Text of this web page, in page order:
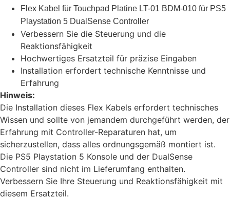
Flex Kabel für Touchpad Platine LT-01 BDM-010 für PS5
Playstation 5 DualSense Controller
Verbessern Sie die Steuerung und die
Reaktionsfähigkeit
Hochwertiges Ersatzteil für präzise Eingaben
Installation erfordert technische Kenntnisse und
Erfahrung
Hinweis:
Die Installation dieses Flex Kabels erfordert technisches
Wissen und sollte von jemandem durchgeführt werden, der
Erfahrung mit Controller-Reparaturen hat, um
sicherzustellen, dass alles ordnungsgemäß montiert ist.
Die PS5 Playstation 5 Konsole und der DualSense
Controller sind nicht im Lieferumfang enthalten.
Verbessern Sie Ihre Steuerung und Reaktionsfähigkeit mit
diesem Ersatzteil.